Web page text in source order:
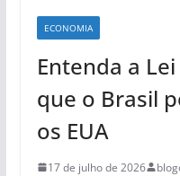
ECONOMIA
Entenda a
que o Brasil
os EUA
17 de julho de 2026